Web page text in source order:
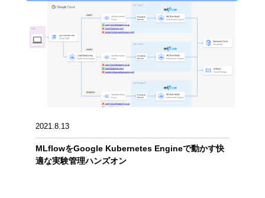
2021.8.13
MLflowをGoogle Kubernetes Engineで動かす快
適な実験管理ハンズオン